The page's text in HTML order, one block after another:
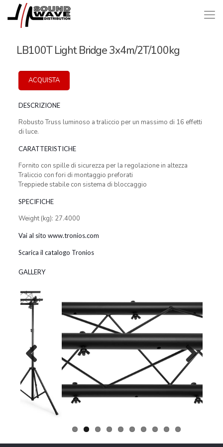
LB100T Light Bridge 3x4m/2T/100kg
ACQUISTA
DESCRIZIONE
Robusto Truss luminoso a traliccio per un massimo di 16 effetti
di luce.
CARATTERISTICHE
Fornito con spille di sicurezza per la regolazione in altezza
Traliccio con fori di montaggio preforati
Treppiede stabile con sistema di bloccaggio
SPECIFICHE
Weight (kg): 27.4000
Vai al sito www.tronios.com
Scarica il catalogo Tronios
GALLERY
Previous Next